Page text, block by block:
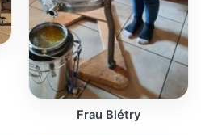
Frau Blétry